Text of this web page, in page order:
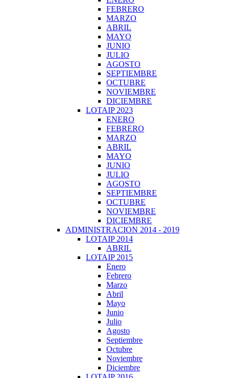
FEBRERO
MARZO
ABRIL
MAYO
JUNIO
JULIO
AGOSTO
SEPTIEMBRE
OCTUBRE
NOVIEMBRE
DICIEMBRE
LOTAIP 2023
ENERO
FEBRERO
MARZO
ABRIL
MAYO
JUNIO
JULIO
AGOSTO
SEPTIEMBRE
OCTUBRE
NOVIEMBRE
DICIEMBRE
ADMINISTRACION 2014 - 2019
LOTAIP 2014
ABRIL
LOTAIP 2015
Enero
Febrero
Marzo
Abril
Mayo
Junio
Julio
Agosto
Septiembre
Octubre
Noviembre
Diciembre